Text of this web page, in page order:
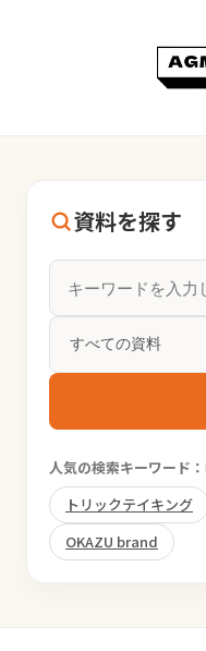
資料を探す
人気の検索キーワード：
トリックテイキング
OKAZU brand